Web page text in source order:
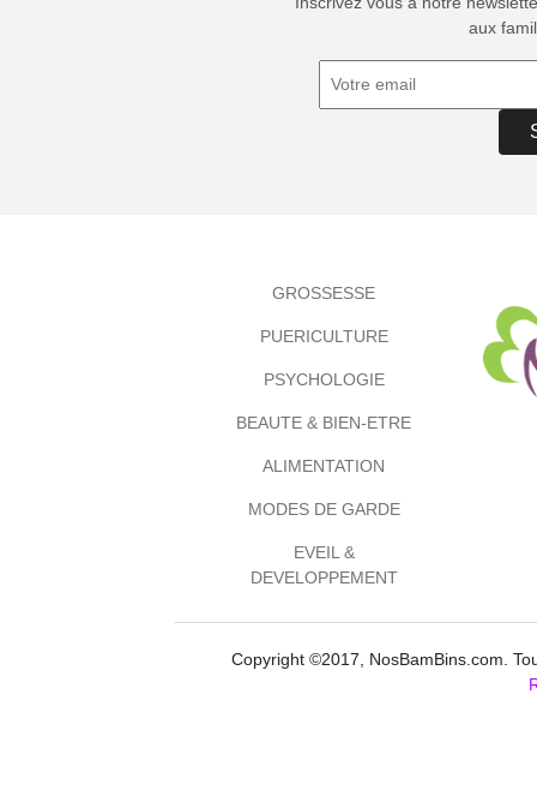
aux
GROSSESSE
PUERICULTURE
PSYCHOLOGIE
BEAUTE & BIEN-ETRE
ALIMENTATION
MODES DE GARDE
EVEIL &
DEVELOPPEMENT
Copyright ©2017, NosBamBins.com.